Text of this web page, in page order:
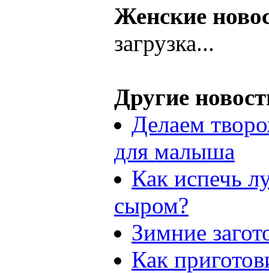
Женские
загрузка...
Другие
Делаем
для малыша
Как испечь
сыром?
Зимние
Как